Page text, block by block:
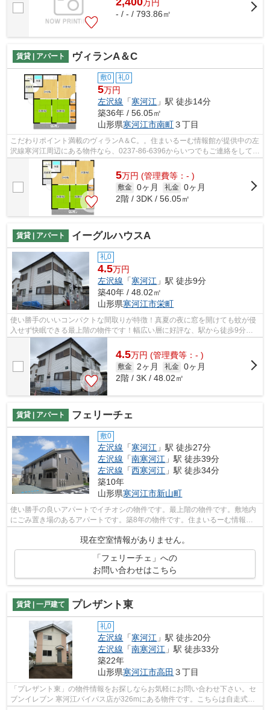
万円
- / - / 793.86㎡
賃貸 | アパート ヴィランA＆C
敷0 礼0
5万円
左沢線 「寒河江 」駅 徒歩14分
築36年 / 56.05㎡
山形県寒河江市南町３丁目
こだわりポイント満載のヴィランA＆C。。住まいるーむ情報館が提供中の左
沢線寒河江周辺にある物件なら、0237-86-6396からいつでもご連絡をして下
さい。お待ちしてます。
5万円 (管理費等：- )
敷金 0ヶ月 礼金 0ヶ月
2階 / 3DK / 56.05㎡
賃貸 | アパート イーグルハウスA
礼0
4.5万円
左沢線 「寒河江 」駅 徒歩9分
築40年 / 48.02㎡
山形県寒河江市栄町
使い勝手のいいコンパクトな間取りが特徴！真夏の夜に窓を開けても蚊が侵
入せず快眠できる最上階の物件です！幅広い層に好評な、駅から徒歩9分に
立地する物件です！左沢線寒河江近辺の...
4.5万円 (管理費等：- )
敷金 2ヶ月 礼金 0ヶ月
2階 / 3K / 48.02㎡
賃貸 | アパート フェリーチェ
敷0
左沢線 「寒河江 」駅 徒歩27分
左沢線 「南寒河江 」駅 徒歩39分
左沢線 「西寒河江 」駅 徒歩34分
築10年
山形県寒河江市新山町
使い勝手の良いアパートでイチオシの物件です。最上階の物件です。敷地内
にごみ置き場のあるアパートです。築8年の物件です。住まいるーむ情報館
では左沢線寒河江に近く、交通アクセス...
現在空室情報がありません。
「フェリーチェ」への
お問い合わせはこちら
賃貸 | 一戸建て プレザント東
礼0
左沢線 「寒河江 」駅 徒歩20分
左沢線 「南寒河江 」駅 徒歩33分
築22年
山形県寒河江市高田 ３丁目
「プレザント東」の物件情報をお探しならお気軽にお問い合わせ下さい。セ
ブンイレブン 寒河江バイパス店が326mにある物件です。こちらは自走式駐